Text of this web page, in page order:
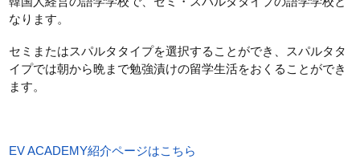
なります。
セミまたはスパルタタイプを選択することができ、スパルタタ
イプでは朝から晩まで勉強漬けの留学生活をおくることができ
ます。
EV ACADEMY紹介ページはこちら